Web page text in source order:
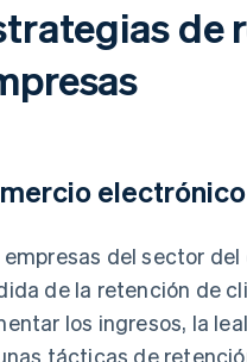
de
empresas del sector
de la retención de
los ingresos, la
tácticas de